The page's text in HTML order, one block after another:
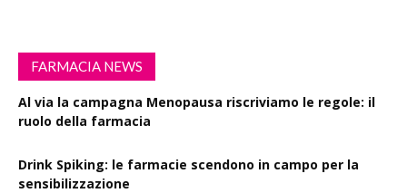
FARMACIA NEWS
Al via la campagna Menopausa riscriviamo le regole: il
ruolo della farmacia
Drink Spiking: le farmacie scendono in campo per la
sensibilizzazione